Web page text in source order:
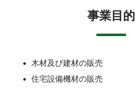
事業目的
木材及び建材の販売
住宅設備機材の販売